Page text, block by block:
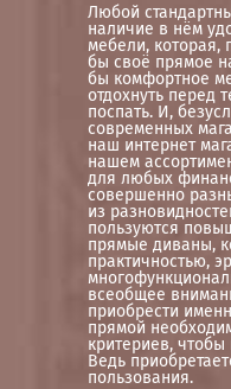
Любой
наличие в нём
мебели, которая,
бы своё прямое
бы комфортное
отдохнуть перед
поспать. И,
современных
наш интернет
нашем
для любых
совершенно
из
пользуются
прямые диваны,
практичностью,
всеобщее
приобрести
прямой
критериев,
Ведь
пользования.